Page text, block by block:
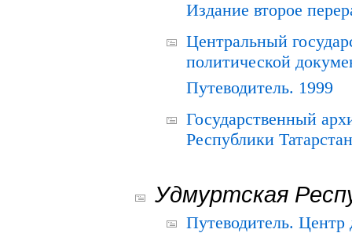
Издание второе
Центральный
политической
Путеводитель. 1999
Государственный
Республики
Удмуртская
Путеводитель.